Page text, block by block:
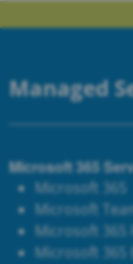
Managed
Microsoft 365
Microsoft 365
Microsoft
Microsoft 365
Microsoft 365